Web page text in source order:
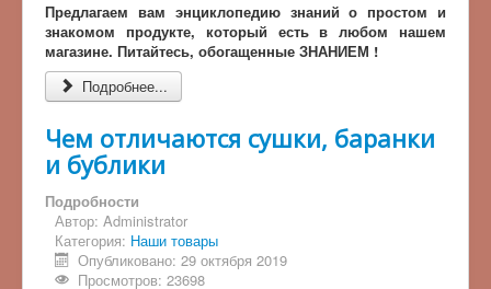
Предлагаем вам энциклопедию знаний о простом и
знакомом продукте, который есть в любом нашем
магазине. Питайтесь, обогащенные ЗНАНИЕМ !
Подробнее...
Чем отличаются сушки, баранки
и бублики
Подробности
Автор: Administrator
Категория: Наши товары
Опубликовано: 29 октября 2019
Просмотров: 23698